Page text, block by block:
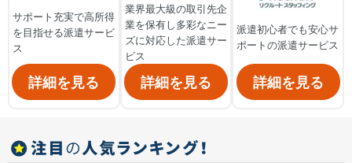
サポート充実で高所得
を目指せる派遣サービ
ス
詳細を見る
業界最大級の取引先企
業を保有し多彩なニー
ズに対応した派遣サー
ビス
詳細を見る
派遣初心者でも安心サ
ポートの派遣サービス
詳細を見る